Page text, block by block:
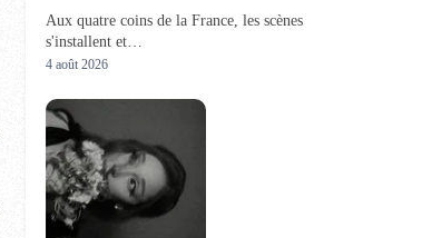
Aux quatre coins de la France, les scènes
s'installent et…
4 août 2026